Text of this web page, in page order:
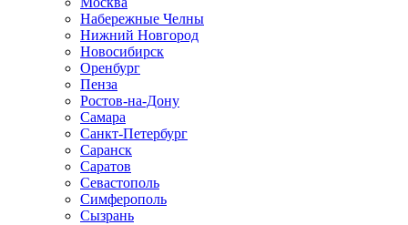
Набережные Челны
Нижний Новгород
Новосибирск
Оренбург
Пенза
Ростов-на-Дону
Самара
Санкт-Петербург
Саранск
Саратов
Севастополь
Симферополь
Сызрань